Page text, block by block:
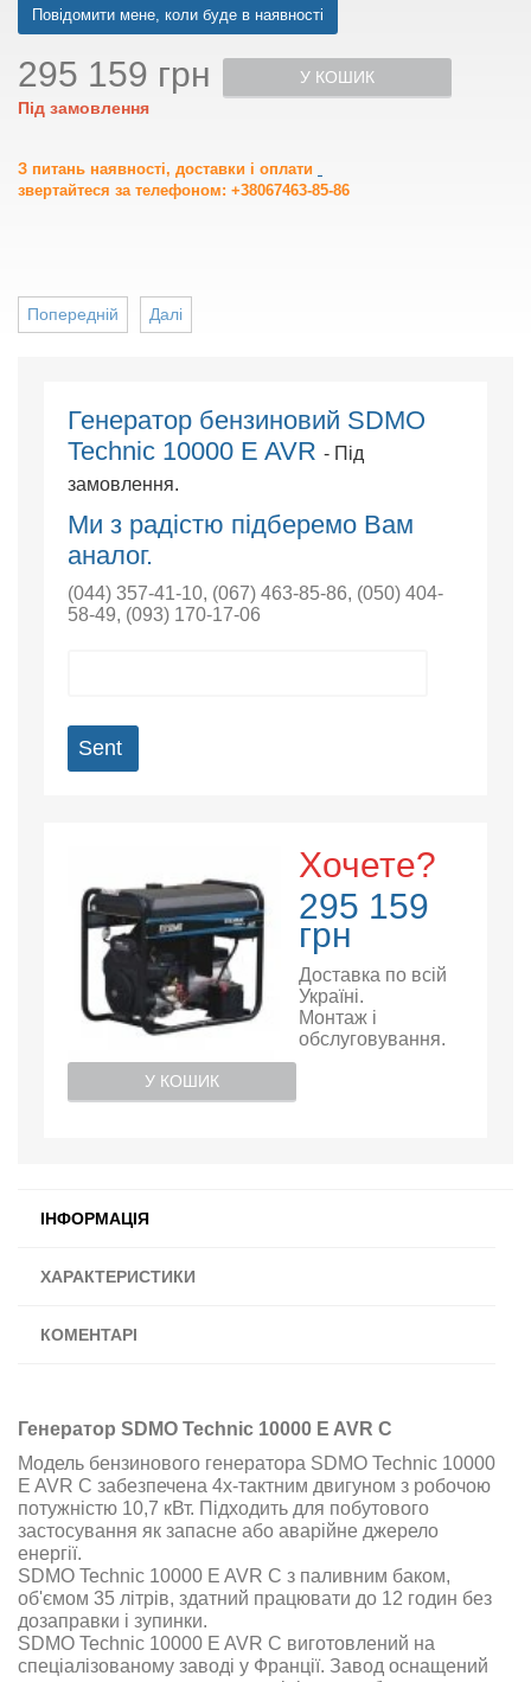
Повідомити мене, коли буде в наявності
295 159 грн
Під замовлення
У КОШИК
З питань наявності, доставки і оплати
звертайтеся за телефоном: +38067463-85-86
Далі
Попередній
Генератор бензиновий SDMO
Technic 10000 E AVR - Під
замовлення.
Ми з радістю підберемо Вам
аналог.
(044) 357-41-10, (067) 463-85-86, (050) 404-
58-49, (093) 170-17-06
Sent
Хочете?
295 159
грн
Доставка по всій
Україні.
Монтаж і
обслуговування.
У КОШИК
ІНФОРМАЦІЯ
ХАРАКТЕРИСТИКИ
КОМЕНТАРІ
Генератор SDMO Technic 10000 E AVR C
Модель бензинового генератора SDMO Technic 10000
E AVR C забезпечена 4х-тактним двигуном з робочою
потужністю 10,7 кВт. Підходить для побутового
застосування як запасне або аварійне джерело
енергії.
SDMO Technic 10000 E AVR C з паливним баком,
об'ємом 35 літрів, здатний працювати до 12 годин без
дозаправки і зупинки.
SDMO Technic 10000 E AVR C виготовлений на
спеціалізованому заводі у Франції. Завод оснащений